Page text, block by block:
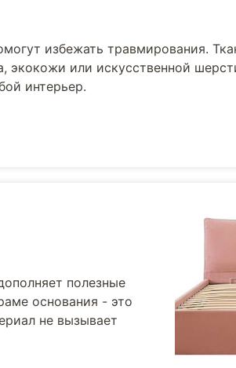
избежать травмирования.
экокожи или искусственной
интерьер.
полезные
основания - это
не вызывает